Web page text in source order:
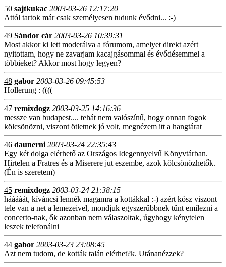
50 sajtkukac 2003-03-26 12:17:20
Attól tartok már csak személyesen tudunk évődni... :-)
49 Sándor cár 2003-03-26 10:39:31
Most akkor ki lett moderálva a fórumom, amelyet direkt azért
nyitottam, hogy ne zavarjam kacajgásommal és évődésemmel a
többieket? Akkor most hogy legyen?
48 gabor 2003-03-26 09:45:53
Hollerung : ((((
47 remixdogz 2003-03-25 14:16:36
messze van budapest.... tehát nem valószínű, hogy onnan fogok
kölcsönözni, viszont ötletnek jó volt, megnézem itt a hangtárat
46 daunerni 2003-03-24 22:35:43
Egy két dolga elérhető az Országos Idegennyelvű Könyvtárban.
Hirtelen a Fratres és a Miserere jut eszembe, azok kölcsönözhetők.
(Én is szeretem)
45 remixdogz 2003-03-24 21:38:15
hááááát, kíváncsi lennék magamra a kottákkal :-) azért kösz viszont
tele van a net a lemezeivel, mondjuk egyszerűbbnek tűnt emilezni a
concerto-nak, ők azonban nem válaszoltak, úgyhogy kénytelen
leszek telefonálni
44 gabor 2003-03-23 23:08:45
Azt nem tudom, de kották talán elérhet?k. Utánanézzek?